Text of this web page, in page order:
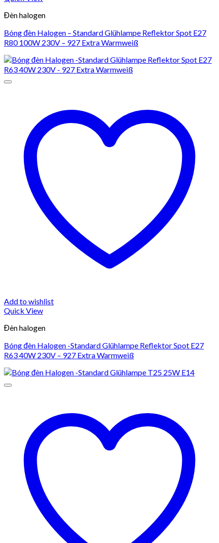
Đèn halogen
Bóng đèn Halogen – Standard Glühlampe Reflektor Spot E27
R80 100W 230V – 927 Extra Warmweiß
Add to wishlist
Quick View
Đèn halogen
Bóng đèn Halogen -Standard Glühlampe Reflektor Spot E27
R63 40W 230V – 927 Extra Warmweiß